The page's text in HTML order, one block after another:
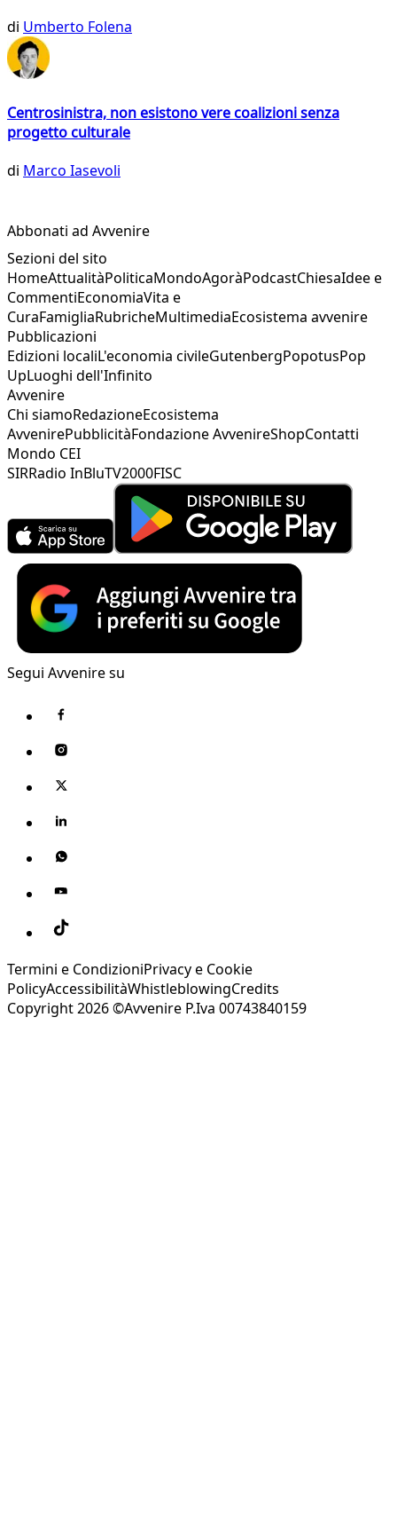
di Umberto Folena
Centrosinistra, non esistono vere coalizioni senza
progetto culturale
di Marco Iasevoli
Abbonati ad Avvenire
Sezioni del sito
HomeAttualitàPoliticaMondoAgoràPodcastChiesaIdee e
CommentiEconomiaVita e
CuraFamigliaRubricheMultimediaEcosistema avvenire
Pubblicazioni
Edizioni localiL'economia civileGutenbergPopotusPop
UpLuoghi dell'Infinito
Avvenire
Chi siamoRedazioneEcosistema
AvvenirePubblicitàFondazione AvvenireShopContatti
Mondo CEI
SIRRadio InBluTV2000FISC
Segui Avvenire su
Termini e CondizioniPrivacy e Cookie
PolicyAccessibilitàWhistleblowingCredits
Copyright 2026 ©Avvenire P.Iva 00743840159